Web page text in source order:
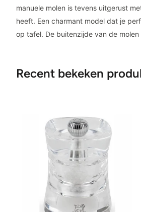
manuele molen is tevens uitgerust
heeft. Een charmant model dat je
op tafel. De buitenzijde van de
Recent bekeken